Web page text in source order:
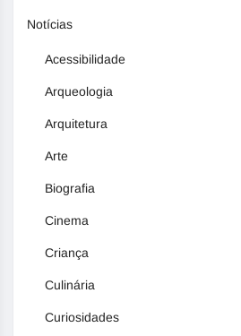
Notícias
Acessibilidade
Arqueologia
Arquitetura
Arte
Biografia
Cinema
Criança
Culinária
Curiosidades